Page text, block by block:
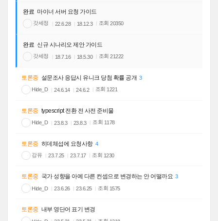
완료 마이너 서버 요청 가이드
갓세정 22.6.28 18.12.3 조회20350
완료 신규 시나리오 제안 가이드
갓세정 18.7.16 18.5.30 조회21222
토론중 설문조사 응답시 유니크 당첨 확률 공개 3
Hide_D 24.6.14 24.6.2 조회 1221
토론중 typescript 전환 전 사전 준비물
Hide_D 23.8.3 23.8.3 조회 1178
토론중 히데체섭에 요청사항 4
강유
23.7.25 23.7.17 조회 1230
토론중 국가 성향을 아예 다른 컨셉으로 변경하는 안 어떨까요 3
Hide_D 23.6.26 23.6.25 조회 1575
토론중 내부 영단어 표기 변경